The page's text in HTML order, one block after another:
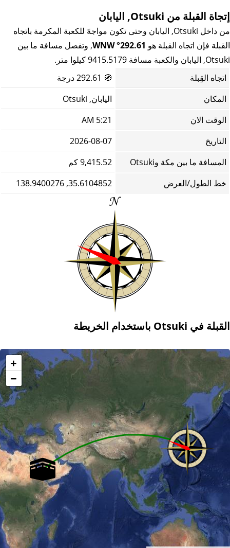
إتجاة القبلة من Otsuki, اليابان
من داخل Otsuki, اليابان وحتى تكون مواجهً للكعبة المكرمة باتجاه
القبلة فإن اتجاه القبلة هو 292.61° WNW
, وتفصل مسافة ما بين
Otsuki, اليابان والكعبة مسافة 9415.5179 كيلوا متر.
اتجاه القِبلة
🧭
المكان
اليابان, Otsuki
الوقت الان
5:21 AM
التاريخ
2026-08-07
المسافة ما بين مكة وOtsuki
9,415.52 كم
خط الطول/العرض
35.6104852, 138.9400276
القبلة في Otsuki باستخدام الخريطة
+
−